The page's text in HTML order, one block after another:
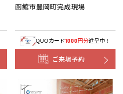
函館市豊岡町完成現場
QUOカード1000円分進呈中！
ご来場予約